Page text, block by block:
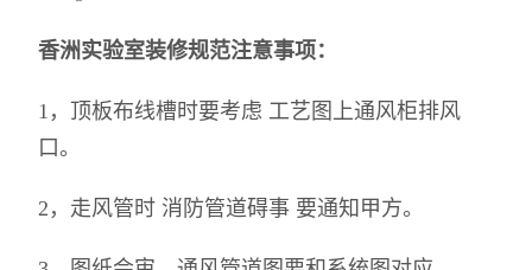
香洲实验室装修规范注意事项：
1，顶板布线槽时要考虑 工艺图上通风柜排风
口。
2，走风管时 消防管道碍事 要通知甲方。